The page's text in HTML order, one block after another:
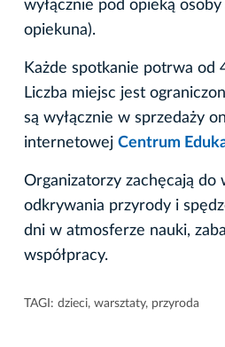
wyłącznie pod opieką
opiekuna).
Każde spotkanie potrwa od
Liczba miejsc jest
są wyłącznie w sprzedaży
internetowej Centrum
Organizatorzy zachęcają do
odkrywania przyrody i
dni w atmosferze nauki,
współpracy.
TAGI: dzieci, warsztaty, przyroda